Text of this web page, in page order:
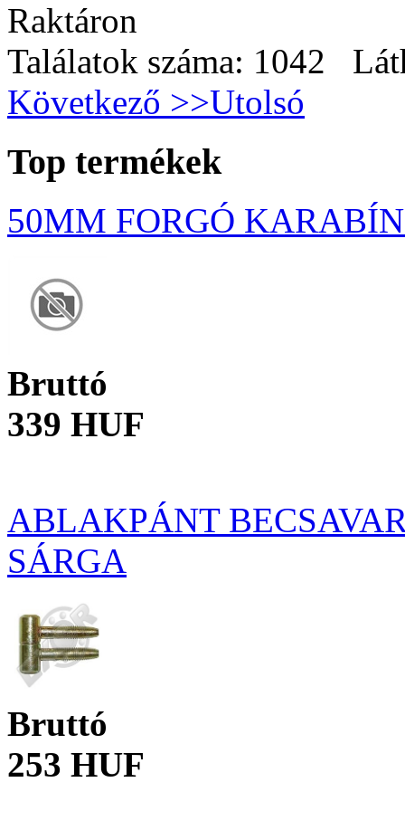
Raktáron
Találatok száma: 1042
Következő >>Utolsó
Top termékek
50MM FORGÓ
Bruttó
339 HUF
ABLAKPÁNT
SÁRGA
Bruttó
253 HUF